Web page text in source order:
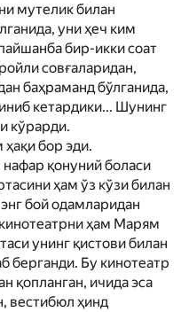
мутелик билан
уни ҳеч ким
бир-икки соат
совғаларидан,
баҳраманд бўлганида,
кетардики... Шунинг
кўрарди.
бор эди.
қонуний боласи
ҳам ўз кўзи билан
бой одамларидан
ҳам Мар­ям
унинг қистови билан
берганди. Бу кинотеатр
қопланган, ичида эса
вестибюл ҳинд